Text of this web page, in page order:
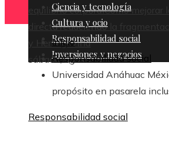
equilibrio corporalCómo mejorar
directa reduciendo la
y Herzegovina
sábado, agosto 8
Ciencia y tecnología
Cultura y ocio
Responsabilidad social
Inversiones y negocios
Inicio
Responsabilidad social
Universidad Anáhuac
propósito en pasarela
Responsabilidad social